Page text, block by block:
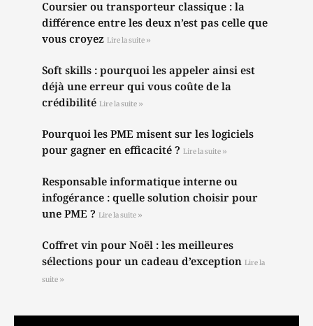
Coursier ou transporteur classique : la
différence entre les deux n’est pas celle que
vous croyez Lire la suite »
Soft skills : pourquoi les appeler ainsi est
déjà une erreur qui vous coûte de la
crédibilité Lire la suite »
Pourquoi les PME misent sur les logiciels
pour gagner en efficacité ? Lire la suite »
Responsable informatique interne ou
infogérance : quelle solution choisir pour
une PME ? Lire la suite »
Coffret vin pour Noël : les meilleures
sélections pour un cadeau d’exception Lire la
suite »